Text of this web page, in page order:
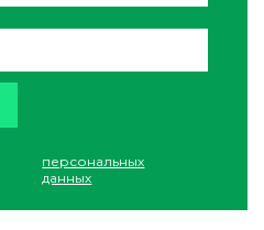
персональных
данных